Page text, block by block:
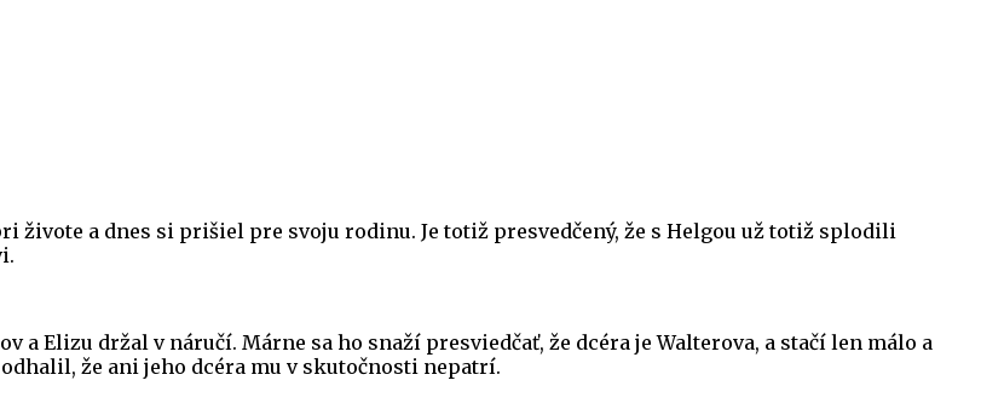
živote a dnes si prišiel pre svoju rodinu. Je totiž presvedčený, že s Helgou už totiž splodili
a Elizu držal v náručí. Márne sa ho snaží presviedčať, že dcéra je Walterova, a stačí len málo a
že ani jeho dcéra mu v skutočnosti nepatrí.